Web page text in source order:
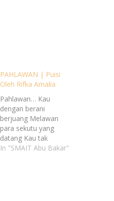
PAHLAWAN | Puisi
Oleh Rifka Amalia
Pahlawan… Kau
dengan berani
berjuang Melawan
para sekutu yang
datang Kau tak
berhenti sebelum
In "SMAIT Abu Bakar"